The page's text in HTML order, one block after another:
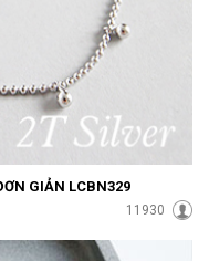
GIẢN LCBN329
11930